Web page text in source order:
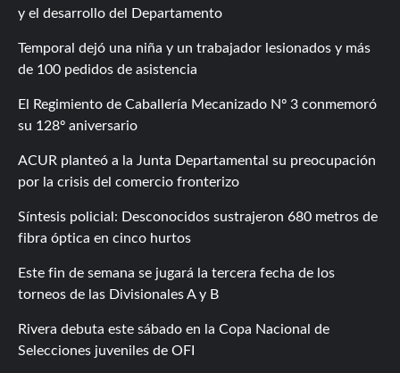
y el desarrollo del Departamento
Temporal dejó una niña y un trabajador lesionados y más
de 100 pedidos de asistencia
El Regimiento de Caballería Mecanizado Nº 3 conmemoró
su 128º aniversario
ACUR planteó a la Junta Departamental su preocupación
por la crisis del comercio fronterizo
Síntesis policial: Desconocidos sustrajeron 680 metros de
fibra óptica en cinco hurtos
Este fin de semana se jugará la tercera fecha de los
torneos de las Divisionales A y B
Rivera debuta este sábado en la Copa Nacional de
Selecciones juveniles de OFI